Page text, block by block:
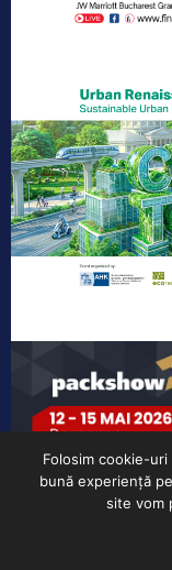
Folosim cookie-
bună experiență
site vom